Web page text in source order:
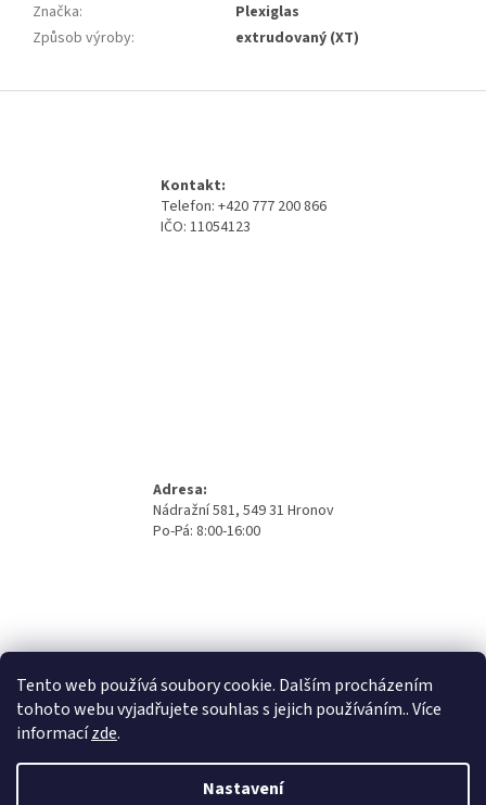
Tento web používá soubory cookie. Dalším procházením
tohoto webu vyjadřujete souhlas s jejich používáním.. Více
informacízde.
Nastavení
Značka:
Plexiglas
Způsob výroby: extrudovaný (XT)
Kontakt:
Telefon: +420 777 200 866
IČO: 11054123
Adresa:
Nádražní 581, 549 31 Hronov
Po-Pá: 8:00-16:00
Vytvořil Shoptet